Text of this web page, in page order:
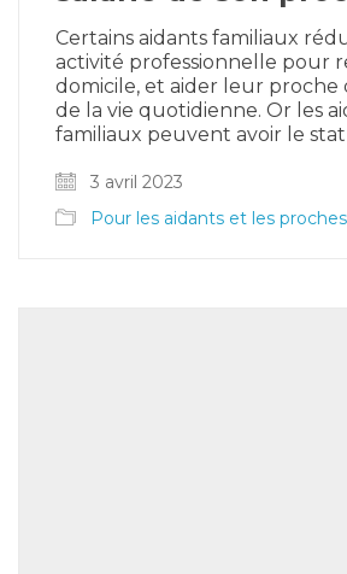
Certains aidants familiaux
activité professionnelle pour
domicile, et aider leur proche
de la vie quotidienne. Or les
familiaux peuvent avoir le
3 avril 2023
Pour les aidants et les proches